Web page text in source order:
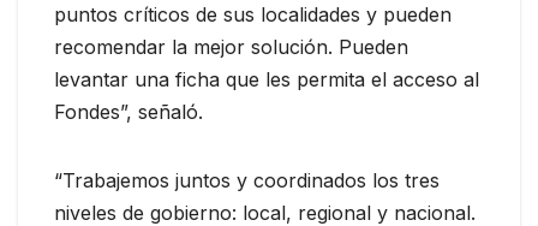
puntos críticos de sus localidades y pueden
recomendar la mejor solución. Pueden
levantar una ficha que les permita el acceso al
Fondes”, señaló.
“Trabajemos juntos y coordinados los tres
niveles de gobierno: local, regional y nacional.